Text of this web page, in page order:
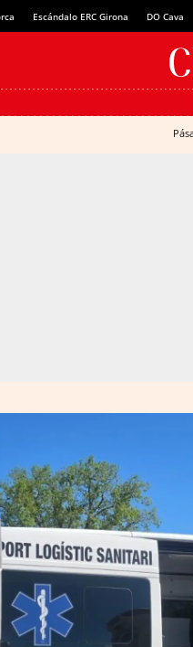
Escándalo ERC Girona DO Cava